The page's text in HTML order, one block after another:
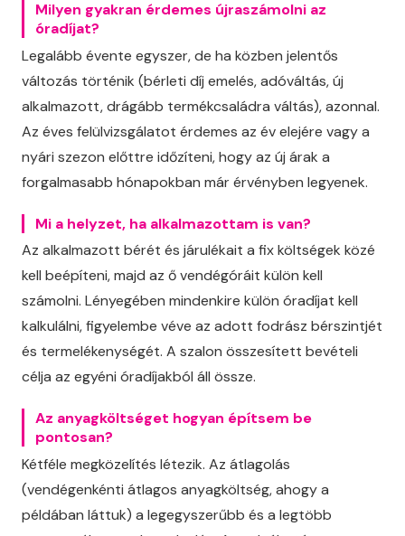
Milyen gyakran érdemes újraszámolni az
óradíjat?
Legalább évente egyszer, de ha közben jelentős
változás történik (bérleti díj emelés, adóváltás, új
alkalmazott, drágább termékcsaládra váltás), azonnal.
Az éves felülvizsgálatot érdemes az év elejére vagy a
nyári szezon előttre időzíteni, hogy az új árak a
forgalmasabb hónapokban már érvényben legyenek.
Mi a helyzet, ha alkalmazottam is van?
Az alkalmazott bérét és járulékait a fix költségek közé
kell beépíteni, majd az ő vendégóráit külön kell
számolni. Lényegében mindenkire külön óradíjat kell
kalkulálni, figyelembe véve az adott fodrász bérszintjét
és termelékenységét. A szalon összesített bevételi
célja az egyéni óradíjakból áll össze.
Az anyagköltséget hogyan építsem be
pontosan?
Kétféle megközelítés létezik. Az átlagolás
(vendégenkénti átlagos anyagköltség, ahogy a
példában láttuk) a legegyszerűbb és a legtöbb